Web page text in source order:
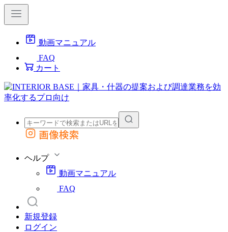
動画マニュアル
FAQ
カート
外部サイトの商品をカートに追加
画像検索
ヘルプ
動画マニュアル
FAQ
新規登録
ログイン